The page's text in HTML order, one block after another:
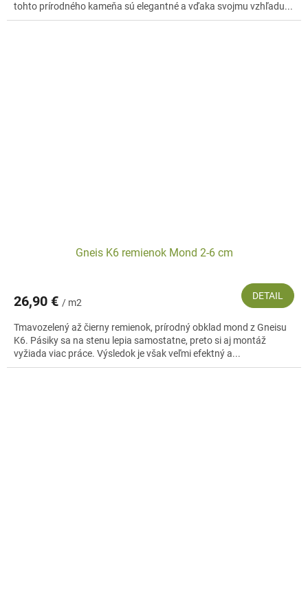
tohto prírodného kameňa sú elegantné a vďaka svojmu vzhľadu...
Gneis K6 remienok Mond 2-6 cm
26,90 € / m2
DETAIL
Tmavozelený až čierny remienok, prírodný obklad mond z Gneisu
K6. Pásiky sa na stenu lepia samostatne, preto si aj montáž
vyžiada viac práce. Výsledok je však veľmi efektný a...